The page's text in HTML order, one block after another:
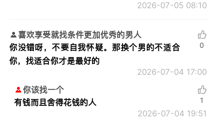
2026-07-05 08:10
喜欢享受就找条件更加优秀的男人
你没错呀，不要自我怀疑。那换个男的不适合
你，找适合你才是最好的
2026-07-04 17:00
0
你该找一个
有钱而且舍得花钱的人
2026-07-04 19:51
1